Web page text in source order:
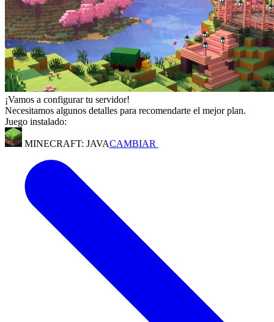
¡Vamos a configurar tu servidor!
Necesitamos algunos detalles para recomendarte el mejor plan.
Juego instalado:
MINECRAFT: JAVACAMBIAR